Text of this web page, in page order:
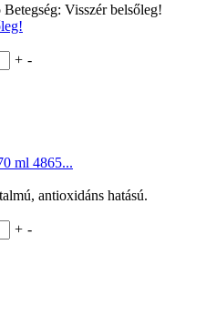
Visszér belsőleg!
+ -
ml 4865...
antioxidáns hatású.
+ -